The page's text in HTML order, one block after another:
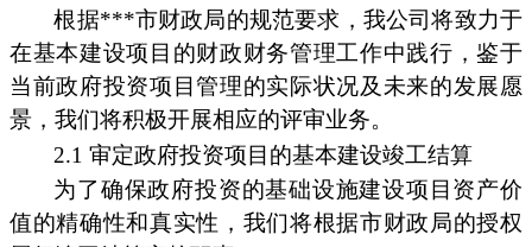
根据***市财政局的规范要求，我公司将致力于
在基本建设项目的财政财务管理工作中践行，鉴于
当前政府投资项目管理的实际状况及未来的发展愿
景，我们将积极开展相应的评审业务。
2.1 审定政府投资项目的基本建设竣工结算
为了确保政府投资的基础设施建设项目资产价
值的精确性和真实性，我们将根据市财政局的授权